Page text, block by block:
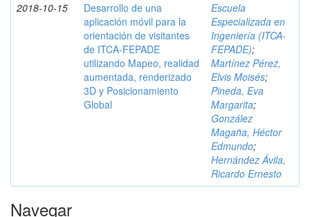
2018-10-15
Desarrollo de una
aplicación móvil para la
orientación de visitantes
de ITCA-FEPADE
utilizando Mapeo, realidad
aumentada, renderizado
3D y Posicionamiento
Global
Escuela
Especializada en
Ingeniería (ITCA-
FEPADE);
Martínez Pérez,
Elvis Moisés;
Pineda, Eva
Margarita;
González
Magaña, Héctor
Edmundo;
Hernández Ávila,
Ricardo Ernesto
Navegar